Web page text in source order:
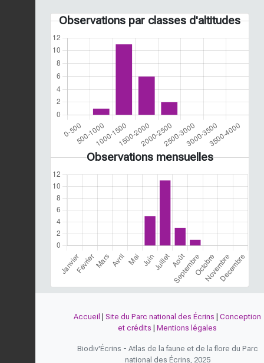
Observations par classes d'altitudes
Observations mensuelles
Accueil Site du Parc national des Écrins
Conception
et crédits
Mentions légales
Biodiv'Écrins - Atlas de la faune et de la flore du Parc
national des Écrins, 2025